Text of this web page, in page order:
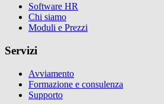
Software HR
Chi siamo
Moduli e Prezzi
Servizi
Avviamento
Formazione e consulenza
Supporto